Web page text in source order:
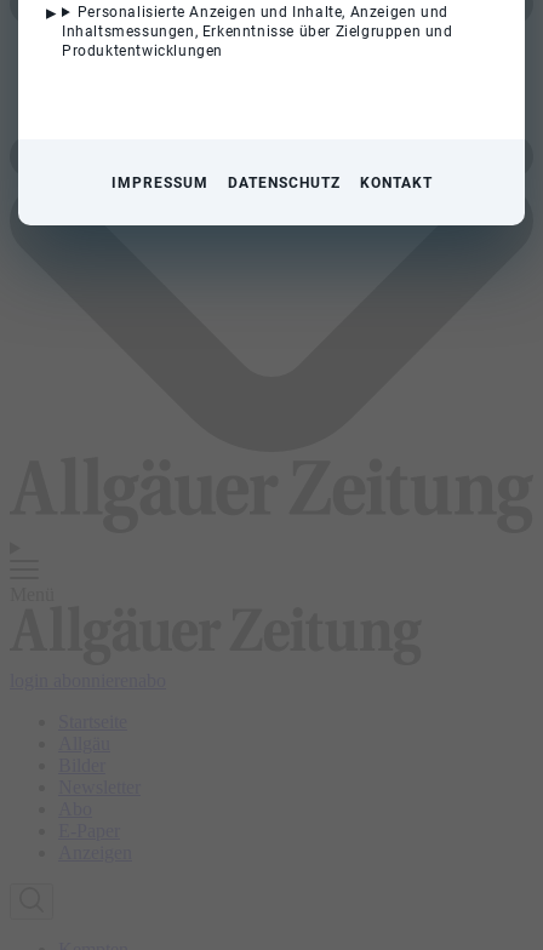
Personalisierte Anzeigen und Inhalte, Anzeigen und
Inhaltsmessungen, Erkenntnisse über Zielgruppen und
Produktentwicklungen
IMPRESSUM DATENSCHUTZ KONTAKT